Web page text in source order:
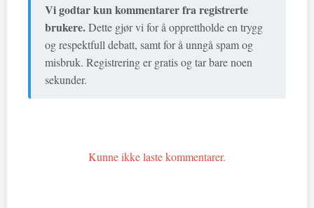
Vi godtar kun kommentarer fra registrerte
brukere.Dette gjør vi for å opprettholde en trygg
og respektfull debatt, samt for å unngå spam og
misbruk. Registrering er gratis og tar bare noen
sekunder.
Kunne ikke laste kommentarer.